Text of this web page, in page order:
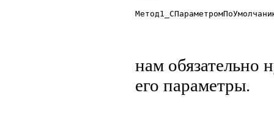
нам обязательно
его параметры.